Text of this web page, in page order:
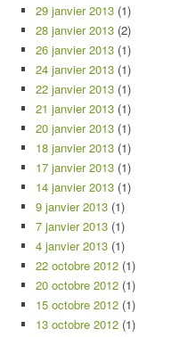
29 janvier 2013 (1)
28 janvier 2013 (2)
26 janvier 2013 (1)
24 janvier 2013 (1)
22 janvier 2013 (1)
21 janvier 2013 (1)
20 janvier 2013 (1)
18 janvier 2013 (1)
17 janvier 2013 (1)
14 janvier 2013 (1)
9 janvier 2013 (1)
7 janvier 2013 (1)
4 janvier 2013 (1)
22 octobre 2012 (1)
20 octobre 2012 (1)
15 octobre 2012 (1)
13 octobre 2012 (1)